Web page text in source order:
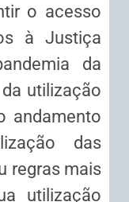
o acesso
à Justiça
da
utilização
andamento
das
regras mais
utilização